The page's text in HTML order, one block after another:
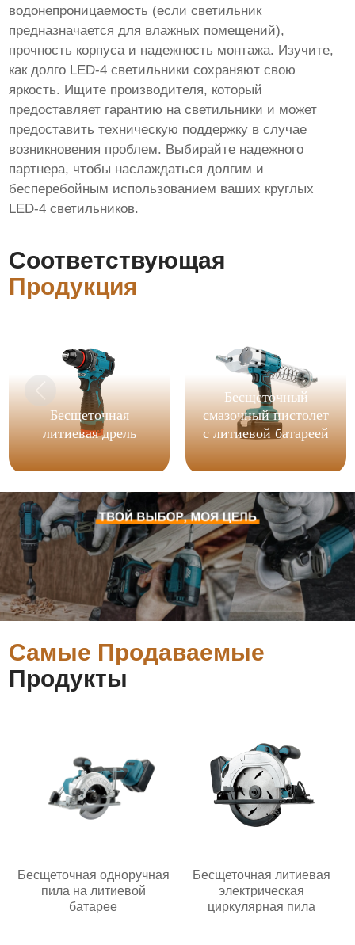
водонепроницаемость (если светильник
предназначается для влажных помещений),
прочность корпуса и надежность монтажа. Изучите,
как долго LED-4 светильники сохраняют свою
яркость. Ищите производителя, который
предоставляет гарантию на светильники и может
предоставить техническую поддержку в случае
возникновения проблем. Выбирайте надежного
партнера, чтобы наслаждаться долгим и
бесперебойным использованием ваших круглых
LED-4 светильников.
Соответствующая
Продукция
Бесщеточная
литиевая дрель
Бесщеточный
смазочный пистолет
с литиевой батареей
Самые Продаваемые
Продукты
Бесщеточная одноручная
пила на литиевой
батарее
Бесщеточная литиевая
электрическая
циркулярная пила